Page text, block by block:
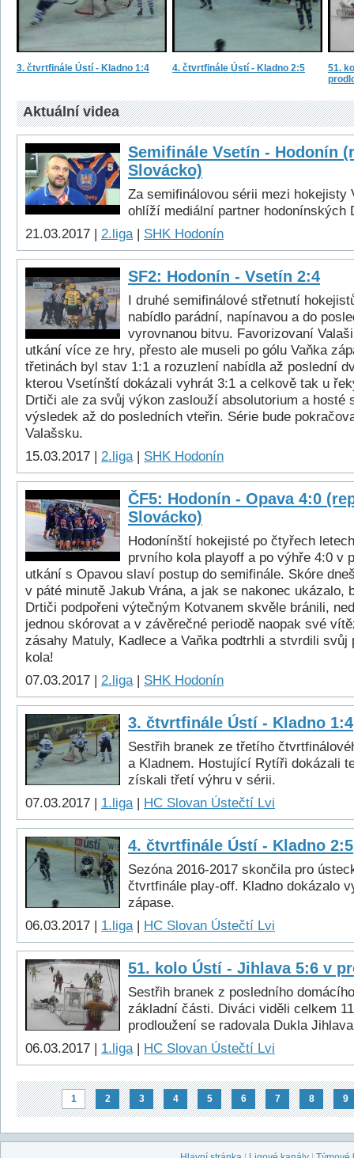
3. čtvrtfinále Ústí - Kladno 1:4 4. čtvrtfinále Ústí - Kladno 2:5
51.
Aktuální videa
Semifinále Vsetín - Hodonín
Slovácko)
Za semifinálovou sérii mezi hokejisty
ohlíží mediální partner hodonínských
21.03.2017 | 2.liga| SHK Hodonín
SF2: Hodonín - Vsetín 2:4
I druhé semifinálové střetnutí
nabídlo parádní, napínavou a do
vyrovnanou bitvu. Favorizovaní
utkání více ze hry, přesto ale museli po gólu Vaňka
třetinách byl stav 1:1 a rozuzlení nabídla až poslední
kterou Vsetínští dokázali vyhrát 3:1 a celkově tak u
Drtiči ale za svůj výkon zaslouží absolutorium a hosté
výsledek až do posledních vteřin. Série bude
Valašsku.
15.03.2017 | 2.liga| SHK Hodonín
ČF5: Hodonín - Opava 4:0
Slovácko)
Hodonínští hokejisté po čtyřech
prvního kola playoff a po výhře 4:0 v
utkání s Opavou slaví postup do semifinále. Skóre
v páté minutě Jakub Vrána, a jak se nakonec ukázalo,
Drtiči podpořeni výtečným Kotvanem skvěle bránili,
jednou skórovat a v závěrečné periodě naopak své
zásahy Matuly, Kadlece a Vaňka podtrhli a stvrdili svůj
kola!
07.03.2017 | 2.liga| SHK Hodonín
3. čtvrtfinále Ústí - Kladno 1:4
Sestřih branek ze třetího
a Kladnem. Hostující Rytíři dokázali
získali třetí výhru v sérii.
07.03.2017 | 1.liga| HC Slovan Ústečtí Lvi
4. čtvrtfinále Ústí - Kladno 2:5
Sezóna 2016-2017 skončila pro
čtvrtfinále play-off. Kladno dokázalo
zápase.
06.03.2017 | 1.liga| HC Slovan Ústečtí Lvi
51. kolo Ústí - Jihlava 5:6 v
Sestřih branek z posledního
základní části. Diváci viděli celkem
prodloužení se radovala Dukla
06.03.2017 | 1.liga| HC Slovan Ústečtí Lvi
1 2 3 4 5 6 7 8 9